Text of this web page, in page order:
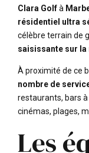
Clara Golfà
résidentiel ultra
célèbre terrain de
saisissante sur la
À proximité de ce
nombre de
restaurants, bars
cinémas, plages,
Les